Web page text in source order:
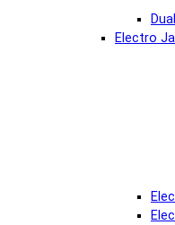
Electro